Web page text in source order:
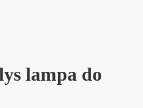
lampa do